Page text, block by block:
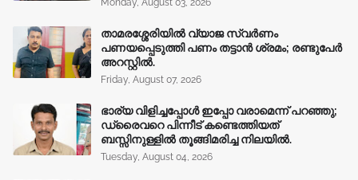
താമരശ്ശേരിയിൽ വ്യാജ സ്വർണം
പണയപ്പെടുത്തി പണം തട്ടാൻ ശ്രമം; രണ്ടുപേർ
അറസ്റ്റിൽ.
Friday, August 07, 2026
ഭാര്യ വിളിച്ചപ്പോള്‍ ഇപ്പോ വരാമെന്ന് പറഞ്ഞു;
ഡ്രൈവറെ പിന്നീട് കണ്ടെത്തിയത്
ബസ്സിനുള്ളില്‍ തൂങ്ങിമരിച്ച നിലയിൽ.
Tuesday, August 04, 2026